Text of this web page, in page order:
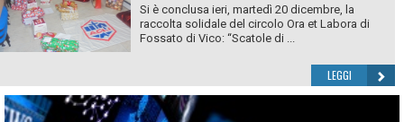
Si è conclusa ieri, martedì 20 dicembre, la
raccolta solidale del circolo Ora et Labora di
Fossato di Vico: “Scatole di ...
LEGGI